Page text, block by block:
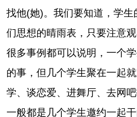
找他(她)。我们要知道，学
们思想的晴雨表，只要注意
很多事例都可以说明，一个
的事，但几个学生聚在一起
学、谈恋爱、进舞厅、去网
一般都是几个学生邀约一起